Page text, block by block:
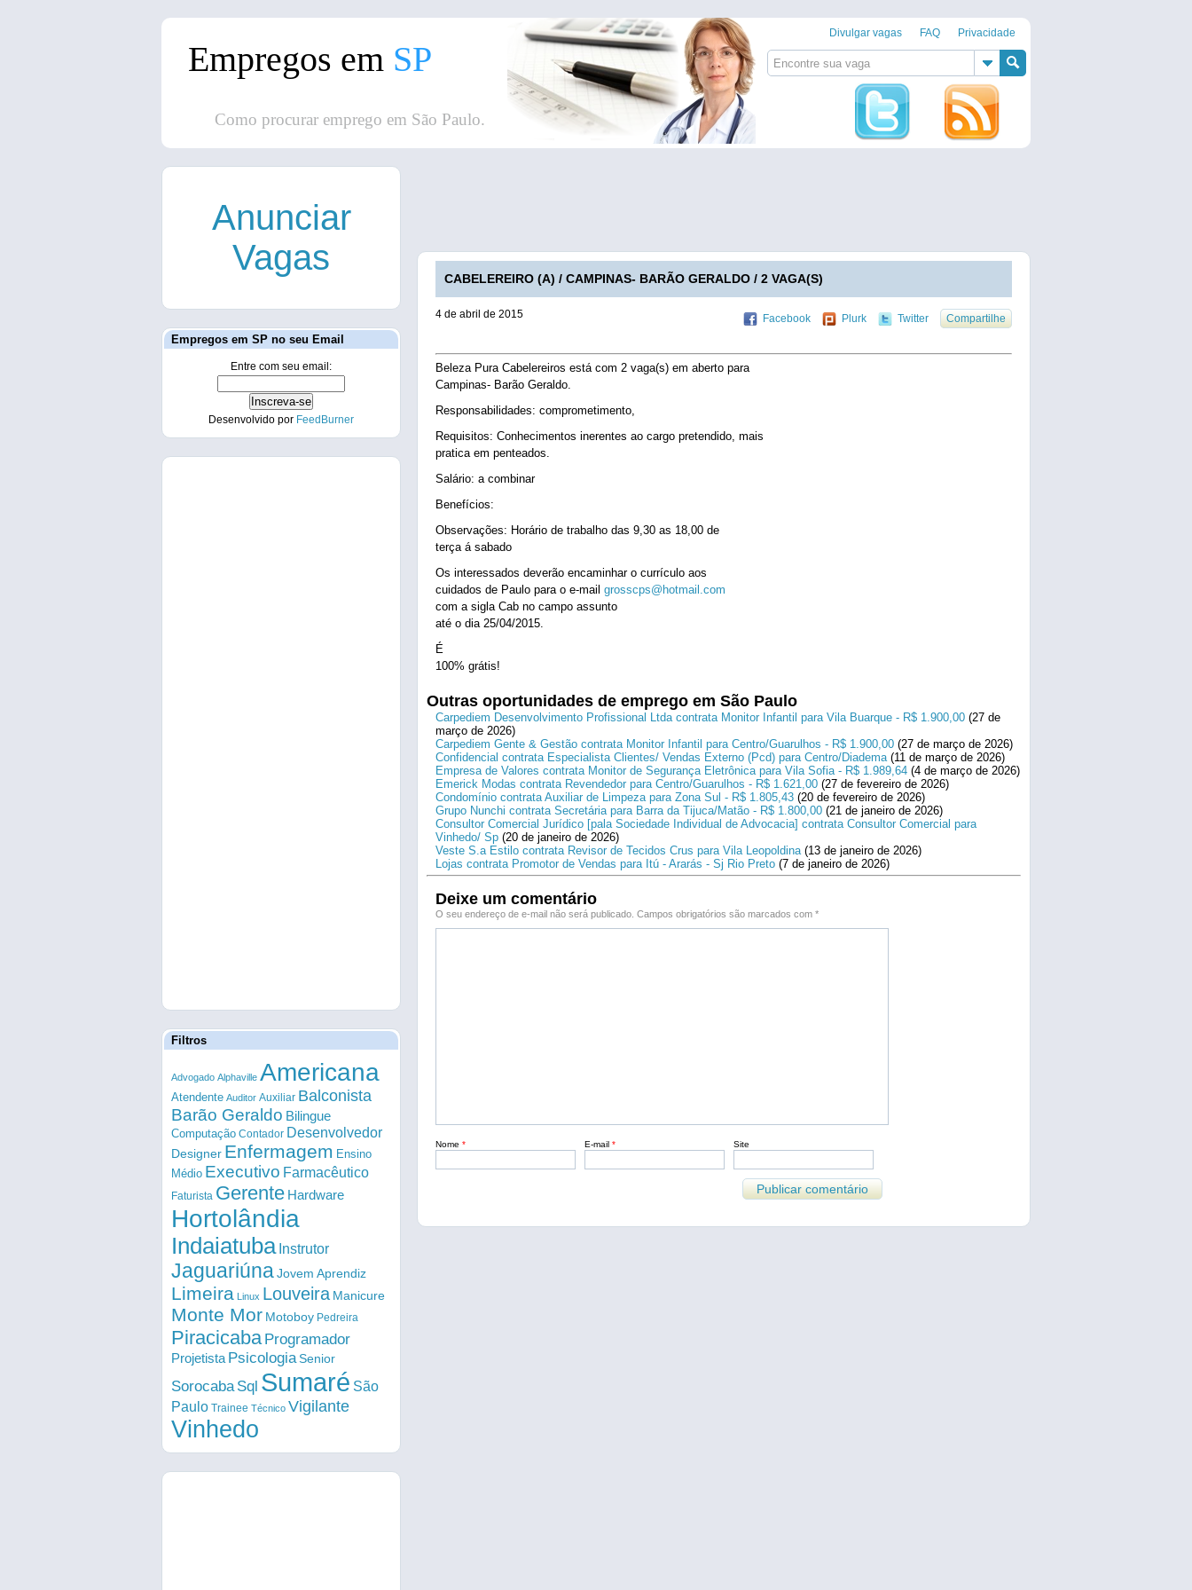
Divulgar vagas FAQ Privacidade
Empregos em SP
Como procurar emprego em São Paulo.
CABELEREIRO (A) / CAMPINAS- BARÃO GERALDO / 2 VAGA(S)
4 de abril de 2015 Facebook Plurk Twitter Compartilhe
Beleza Pura Cabelereiros está com 2 vaga(s) em aberto para
Campinas- Barão Geraldo.
Responsabilidades: comprometimento,
Requisitos: Conhecimentos inerentes ao cargo pretendido, mais
pratica em penteados.
Salário: a combinar
Benefícios:
Observações: Horário de trabalho das 9,30 as 18,00 de
terça á sabado
Os interessados deverão encaminhar o currículo aos
cuidados de Paulo para o e-mail grosscps@hotmail.com
com a sigla Cab no campo assunto
até o dia 25/04/2015.
É
100% grátis!
Outras oportunidades de emprego em São Paulo
Carpediem Desenvolvimento Profissional Ltda contrata Monitor Infantil para Vila Buarque - R$ 1.900,00 (27 de
março de 2026)
Carpediem Gente & Gestão contrata Monitor Infantil para Centro/Guarulhos - R$ 1.900,00 (27 de março de 2026)
Confidencial contrata Especialista Clientes/ Vendas Externo (Pcd) para Centro/Diadema(11 de março de 2026)
Empresa de Valores contrata Monitor de Segurança Eletrônica para Vila Sofia - R$ 1.989,64 (4 de março de 2026)
Emerick Modas contrata Revendedor para Centro/Guarulhos - R$ 1.621,00 (27 de fevereiro de 2026)
Condomínio contrata Auxiliar de Limpeza para Zona Sul - R$ 1.805,43 (20 de fevereiro de 2026)
Grupo Nunchi contrata Secretária para Barra da Tijuca/Matão - R$ 1.800,00 (21 de janeiro de 2026)
Consultor Comercial Jurídico [pala Sociedade Individual de Advocacia] contrata Consultor Comercial para
Vinhedo/ Sp (20 de janeiro de 2026)
Veste S.a Estilo contrata Revisor de Tecidos Crus para Vila Leopoldina(13 de janeiro de 2026)
Lojas contrata Promotor de Vendas para Itú - Ararás - Sj Rio Preto (7 de janeiro de 2026)
Deixe um comentário
O seu endereço de e-mail não será publicado. Campos obrigatórios são marcados com *
Nome * E-mail * Site
Anunciar
Vagas
Empregos em SP no seu Email
Entre com seu email:
Desenvolvido por FeedBurner
Filtros
Advogado Alphaville Americana
Atendente Auditor Auxiliar Balconista
Barão Geraldo Bilingue
Computação Contador Desenvolvedor
Designer Enfermagem Ensino
Médio Executivo Farmacêutico
Faturista Gerente Hardware
Hortolândia
Indaiatuba Instrutor
Jaguariúna Jovem Aprendiz
Limeira Linux Louveira Manicure
Monte Mor Motoboy Pedreira
Piracicaba Programador
Projetista PsicologiaSenior
Sorocaba Sql Sumaré São
Paulo Trainee Técnico Vigilante
Vinhedo